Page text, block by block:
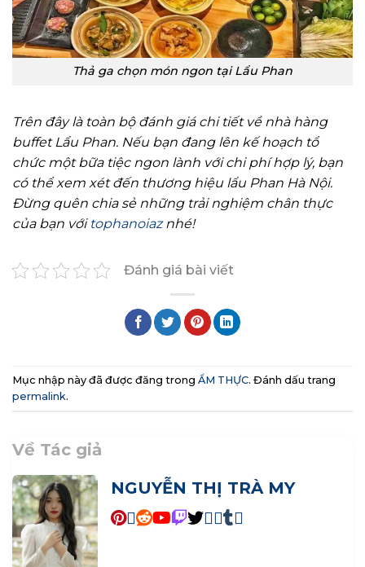
Thả ga chọn món ngon tại Lẩu Phan
Trên đây là toàn bộ đánh giá chi tiết về nhà hàng
buffet Lẩu Phan. Nếu bạn đang lên kế hoạch tổ
chức một bữa tiệc ngon lành với chi phí hợp lý, bạn
có thể xem xét đến thương hiệu lẩu Phan Hà Nội.
Đừng quên chia sẻ những trải nghiệm chân thực
của bạn với tophanoiaznhé!
Đánh giá bài viết
Mục nhập này đã được đăng trong ẨM THỰC. Đánh dấu trang
permalink.
Về Tác giả
NGUYỄN THỊ TRÀ MY